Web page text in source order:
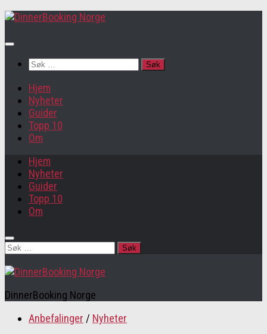
Søk
Hjem
Nyheter
Guider
Topp 10
Om
Hjem
Nyheter
Guider
Topp 10
Om
Søk
DinnerBooking Norge
Anbefalinger / Nyheter